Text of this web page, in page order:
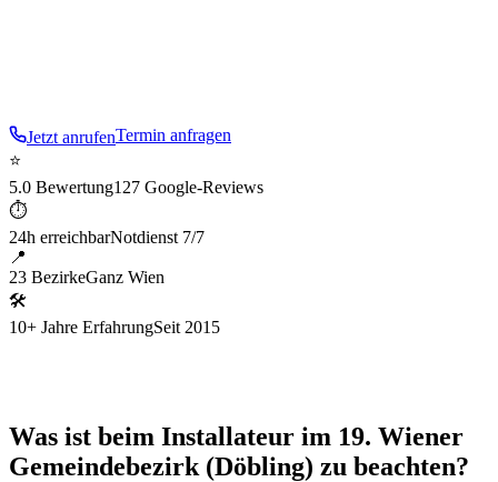
Jetzt anrufenTermin anfragen
⭐
5.0 Bewertung127 Google-Reviews
⏱
24h erreichbarNotdienst 7/7
📍
23 BezirkeGanz Wien
🛠
10+ Jahre ErfahrungSeit 2015
Was ist beim Installateur im 19. Wiener
Gemeindebezirk (Döbling) zu beachten?